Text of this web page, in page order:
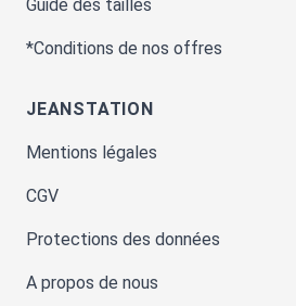
Guide des tailles
*Conditions de nos offres
JEANSTATION
Mentions légales
CGV
Protections des données
A propos de nous